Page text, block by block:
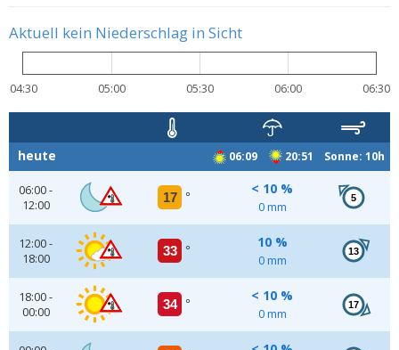
Aktuell kein Niederschlag in Sicht
04:30 05:00 05:30 06:00 06:30
06:09 20:51 Sonne: 10h
heute
06:00 -
12:00
17 °
< 10 %
0 mm
5
12:00 -
18:00
33 °
10 %
0 mm
13
18:00 -
00:00
34 °
< 10 %
0 mm
17